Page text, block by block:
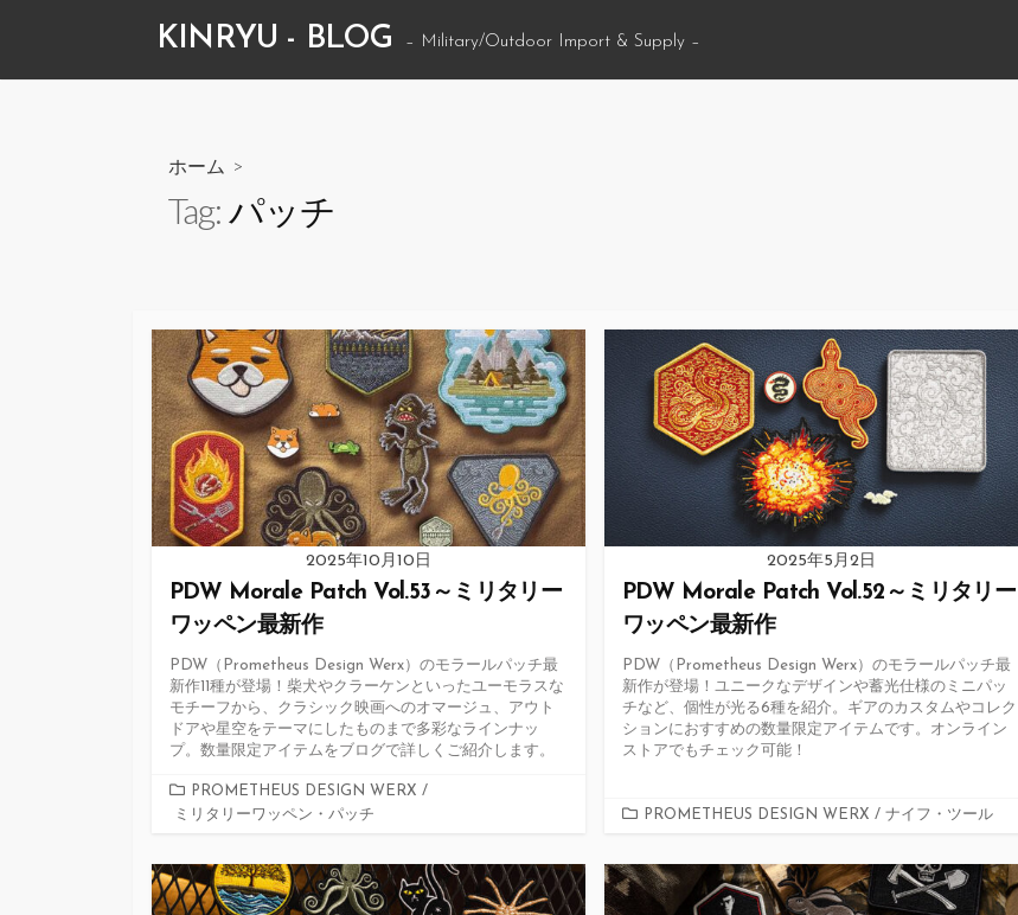
テ
KINRYU - BLOG – Military/Outdoor Import & Supply –
ホーム >
Tag: パッチ
2025年10月10日
PDW Morale Patch Vol.53～ミリタリー
ワッペン最新作
PDW（Prometheus Design Werx）のモラールパッチ最
新作11種が登場！柴犬やクラーケンといったユーモラスな
モチーフから、クラシック映画へのオマージュ、アウト
ドアや星空をテーマにしたものまで多彩なラインナッ
プ。数量限定アイテムをブログで詳しくご紹介します。
カ
テ
リ
ー
PROMETHEUS DESIGN WERX /
ミリタリーワッペン・パッチ
2025年5月2日
PDW Morale Patch Vol.52～ミリタリー
ワッペン最新作
PDW（Prometheus Design Werx）のモラールパッチ最
新作が登場！ユニークなデザインや蓄光仕様のミニパッ
チなど、個性が光る6種を紹介。ギアのカスタムやコレク
ションにおすすめの数量限定アイテムです。オンライン
ストアでもチェック可能！
カ
ゴ
リ
PROMETHEUS DESIGN WERX / ナイフ・ツール